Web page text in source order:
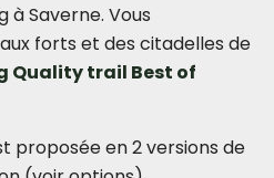
à Saverne. Vous
forts et des citadelles de
Quality trail Best of
proposée en 2 versions de